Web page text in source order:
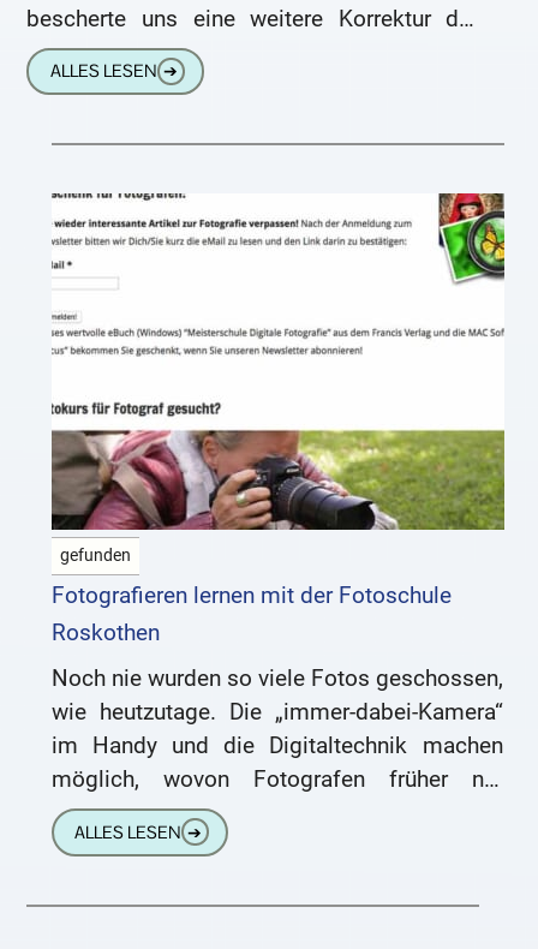
bescherte uns eine weitere Korrektur der
sogenannten neuen deutschen
Rechtschreibung. Es ist
ALLES LESEN ➔
gefunden
Fotografieren lernen mit der Fotoschule
Roskothen
Noch nie wurden so viele Fotos geschossen,
wie heutzutage. Die „immer-dabei-Kamera“
im Handy und die Digitaltechnik machen
möglich, wovon Fotografen früher nur
geträumt haben. Millionen Bilder werden
aufgenommen und weltweit
ALLES LESEN ➔